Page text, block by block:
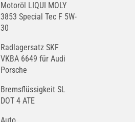
Motoröl LIQUI MOLY
3853 Special Tec F 5W-
30
Radlagersatz SKF
VKBA 6649 für Audi
Porsche
Bremsflüssigkeit SL
DOT 4 ATE